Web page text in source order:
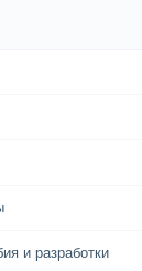
и разработки